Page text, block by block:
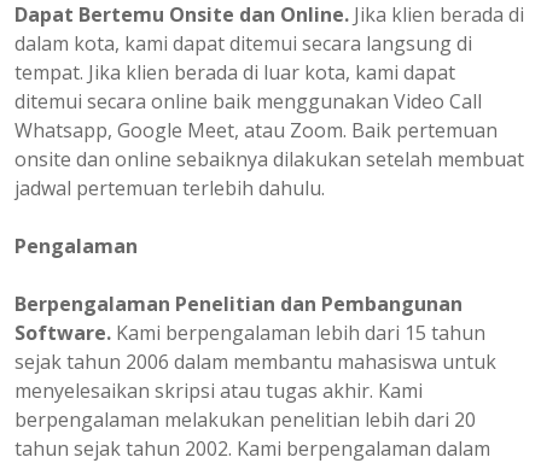
Dapat Bertemu Onsite dan Online. Jika klien berada di
dalam kota, kami dapat ditemui secara langsung di
tempat. Jika klien berada di luar kota, kami dapat
ditemui secara online baik menggunakan Video Call
Whatsapp, Google Meet, atau Zoom. Baik pertemuan
onsite dan online sebaiknya dilakukan setelah membuat
jadwal pertemuan terlebih dahulu.
Pengalaman
Berpengalaman Penelitian dan Pembangunan
Software. Kami berpengalaman lebih dari 15 tahun
sejak tahun 2006 dalam membantu mahasiswa untuk
menyelesaikan skripsi atau tugas akhir. Kami
berpengalaman melakukan penelitian lebih dari 20
tahun sejak tahun 2002. Kami berpengalaman dalam